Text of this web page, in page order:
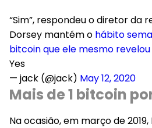
“Sim”, respondeu o diretor da
Dorsey mantém o hábito
bitcoin que ele mesmo
Yes
— jack (@jack) May 12, 2020
Mais de 1 bitcoin
Na ocasião, em março de